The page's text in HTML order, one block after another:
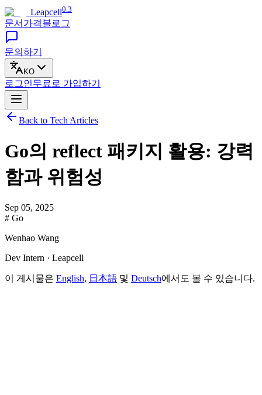
Leapcell0.3
문서 가격블로그
문의하기
KO
로그인무료로 가입하기
Back to Tech Articles
Go의 reflect 패키지 활용: 강력
함과 위험성
Sep 05, 2025
# Go
Wenhao Wang
Dev Intern · Leapcell
이 게시물은 English, 日本語 및 Deutsch에서도 볼 수 있습니다.